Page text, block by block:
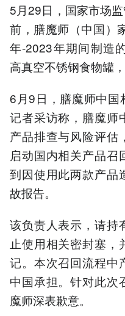
5月29日，国家市场
前，膳魔师（中国）
年-2023年期间制造
高真空不锈钢食物罐
6月9日，膳魔师中国
记者采访称，膳魔师
产品排查与风险评估
启动国内相关产品召
到因使用此两款产品
故报告。
该负责人表示，请持
止使用相关密封塞，
记。本次召回流程中
中国承担。针对此次
魔师深表歉意。